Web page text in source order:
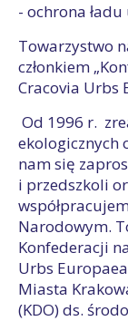
- ochrona
Towarzystwo
członkiem
Cracovia Urbs
Od 1996 r.
ekologicznych
nam się
i przedszkoli
Narodowym.
Konfederacji
Urbs
Miasta
(KDO) ds.